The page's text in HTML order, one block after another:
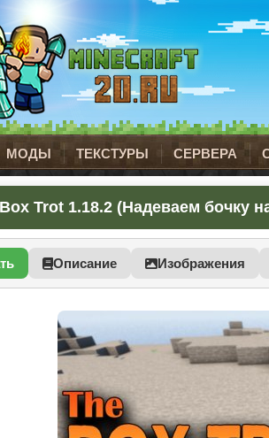
МОДЫ ТЕКСТУРЫ СЕРВЕРА
Trot 1.18.2 (Надеваем бочку
Описание Изображения